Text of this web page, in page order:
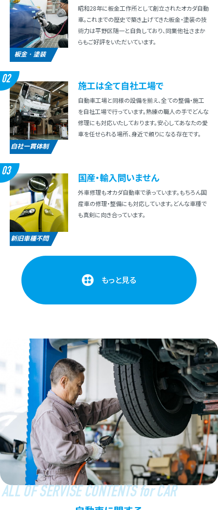
板金・塗装
昭和28年に板⾦⼯作所として創⽴されたオカダ⾃動
⾞。これまでの歴史で築き上げてきた板⾦・塗装の技
術⼒は平野区随⼀と⾃負しており、同業他社さまか
らもご好評をいただいています。
02
自社一貫体制
施⼯は全て⾃社⼯場で
⾃動⾞⼯場と同様の設備を揃え、全ての整備・施⼯
を⾃社⼯場で⾏っています。熟練の職⼈の⼿でどんな
修理にも対応いたしております。安⼼してあなたの愛
⾞を任せられる場所、⾝近で頼りになる存在です。
03
新旧車種不問
国産・輸⼊問いません
外⾞修理もオカダ⾃動⾞で承っています。もちろん国
産⾞の修理・整備にも対応しています。どんな⾞種で
も真剣に向き合っています。
もっと見る
ALL OF SERVISE CONTENTS for CAR